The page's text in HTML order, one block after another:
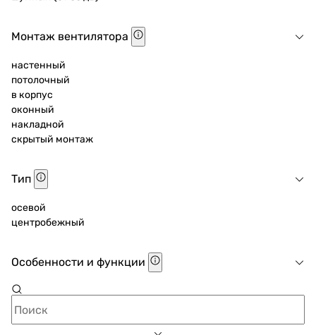
Монтаж вентилятора
настенный
потолочный
в корпус
оконный
накладной
скрытый монтаж
Тип
осевой
центробежный
Особенности и функции